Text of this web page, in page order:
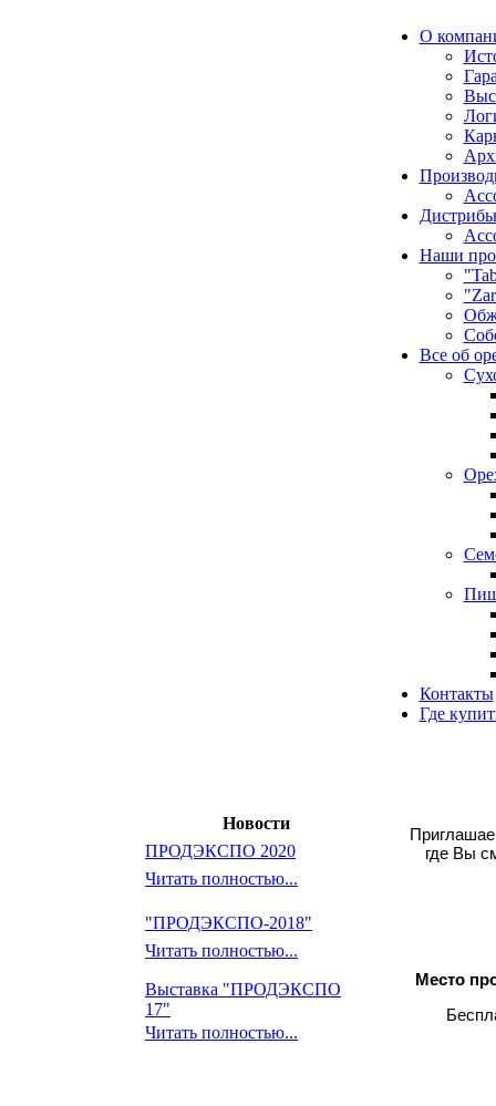
О
Наши
Все об
Контакты
Где
Новости
ПРОДЭКСПО 2020
Читать полностью...
"ПРОДЭКСПО-2018"
Читать полностью...
Выставка "ПРОДЭКСПО
17"
Читать полностью...
где Вы
Место